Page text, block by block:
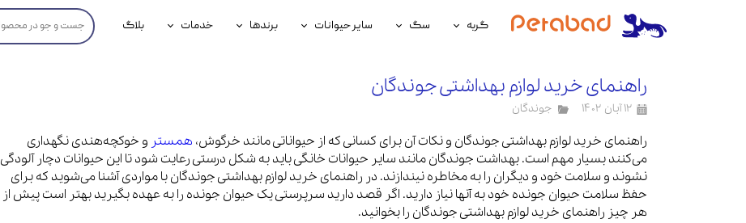
گربه
لوازم نگهداری گربه
آرایشی و بهداشتی گربه
سگ
لوازم نگهداری سگ
آرایشی و بهداشتی سگ
سایر حیوانات
محصولات جوندگان
برندها
بیفار
جرهای
خدمات بلاگ
راهنمای خرید لوازم بهداشتی جوندگان
۱۲ آبان ۱۴۰۲ جوندگان
راهنمای خرید لوازم بهداشتی جوندگان و نکات آن برای کسانی که از حیواناتی مانند خرگوش، همستر و خوکچه‌هندی نگهداری
می‌کنند بسیار مهم است. بهداشت جوندگان مانند سایر حیوانات خانگی باید به شکل درستی رعایت شود تا این حیوانات دچار آلودگی
نشوند و سلامت خود و دیگران را به مخاطره نیندازند. در راهنمای خرید لوازم بهداشتی جوندگان با مواردی آشنا می‌شوید که برای
حفظ سلامت حیوان جونده خود به آنها نیاز دارید. اگر قصد دارید سرپرستی یک حیوان جونده را به عهده بگیرید بهتر است پیش از
هر چیز راهنمای خرید لوازم بهداشتی جوندگان را بخوانید.